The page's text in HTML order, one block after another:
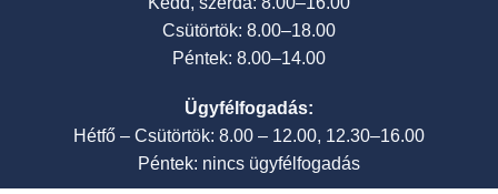
Csütörtök: 8.00–18.00
Péntek: 8.00–14.00
Ügyfélfogadás:
Hétfő – Csütörtök: 8.00 – 12.00, 12.30–16.00
Péntek: nincs ügyfélfogadás